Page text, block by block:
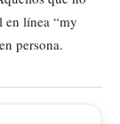
en línea “my
persona.